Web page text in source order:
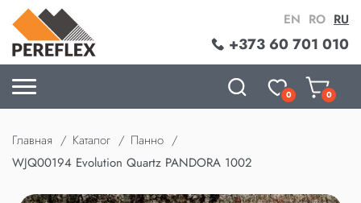
+373 60 701 010
EN RO RU
0 0
Главная Каталог
Панно
WJQ00194 Evolution Quartz PANDORA 1002